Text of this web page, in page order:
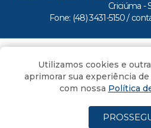
Criciúma -
Fone: (48) 3431-5150 /
Todos os direitos
Utilizamos cookies e
aprimorar sua experiência
com nossa Política